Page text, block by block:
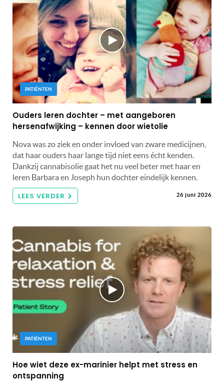
PATIËNTEN
Ouders leren dochter – met aangeboren
hersenafwijking – kennen door wietolie
Nova was zo ziek en onder invloed van zware medicijnen,
dat haar ouders haar lange tijd niet eens écht kenden.
Dankzij cannabisolie gaat het nu veel beter met haar en
leren Barbara en Joseph hun dochter eindelijk kennen.
LEES VERDER 26 juni 2026
PATIËNTEN
Hoe wiet deze ex-marinier helpt met stress en
ontspanning